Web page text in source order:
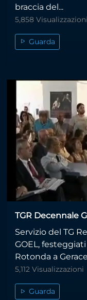
braccia del...
5,858 Visualizzazioni
Guarda
TGR Decennale
Servizio del TG
GOEL,
Rotonda a
5,112 Visualizzazioni
Guarda